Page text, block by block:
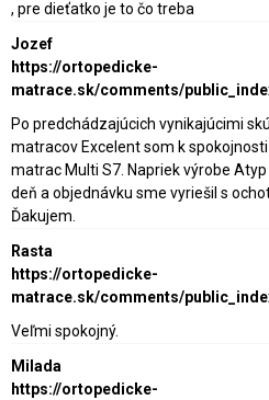
, pre dieťatko je to čo treba
Jozef
https://ortopedicke-
matrace.sk/comments/
Po predchádzajúcich vynikajúcimi
matracov Excelent som k
matrac Multi S7. Napriek výrobe
deň a objednávku sme vyriešil s
Ďakujem.
Rasta
https://ortopedicke-
matrace.sk/comments/
Veľmi spokojný.
Milada
https://ortopedicke-